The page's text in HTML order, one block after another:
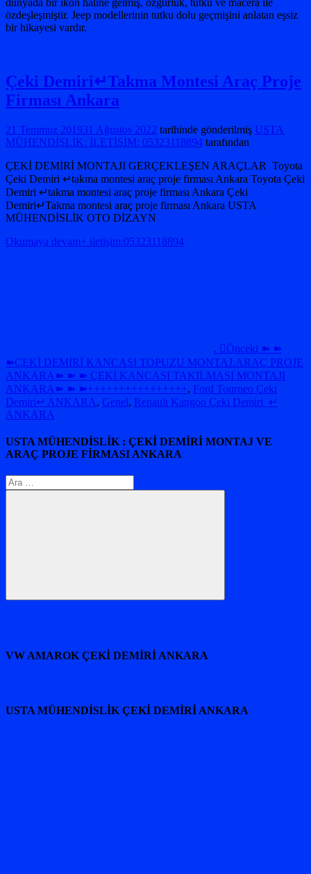
özdeşleşmiştir. Jeep modellerinin tutku dolu geçmişini anlatan eşsiz
bir hikayesi vardır.
Çeki Demiri↵Takma Montesi Araç Proje
Firması Ankara
21 Temmuz 201931 Ağustos 2022 tarihinde gönderilmiş USTA
MÜHENDİSLİK: İLETİŞİM: 05323118894 tarafından
ÇEKİ DEMİRİ MONTAJI GERÇEKLEŞEN ARAÇLAR Toyota
Çeki Demiri ↵takma montesi araç proje firması Ankara Toyota Çeki
Demiri ↵takma montesi araç proje firması Ankara Çeki
Demiri↵Takma montesi araç proje firması Ankara USTA
MÜHENDİSLİK OTO DİZAYN
Okumaya devam+ iletişim:05323118894
. Önceki ➽ ➽
➽ÇEKİ DEMİRİ KANCASI TOPUZU MONTAJ.ARAÇ PROJE
ANKARA➽ ➽ ➽ ÇEKİ KANCASI TAKILMASI MONTAJI
ANKARA➽ ➽ ➽++++++++++++++++, Ford Tourneo Çeki
Demiri↵ ANKARA, Genel, Renault Kangoo Çeki Demiri ↵
ANKARA
USTA MÜHENDİSLİK : ÇEKİ DEMİRİ MONTAJ VE
ARAÇ PROJE FİRMASI ANKARA
Arama:
Ara
VW AMAROK ÇEKİ DEMİRİ ANKARA
USTA MÜHENDİSLİK ÇEKİ DEMİRİ ANKARA